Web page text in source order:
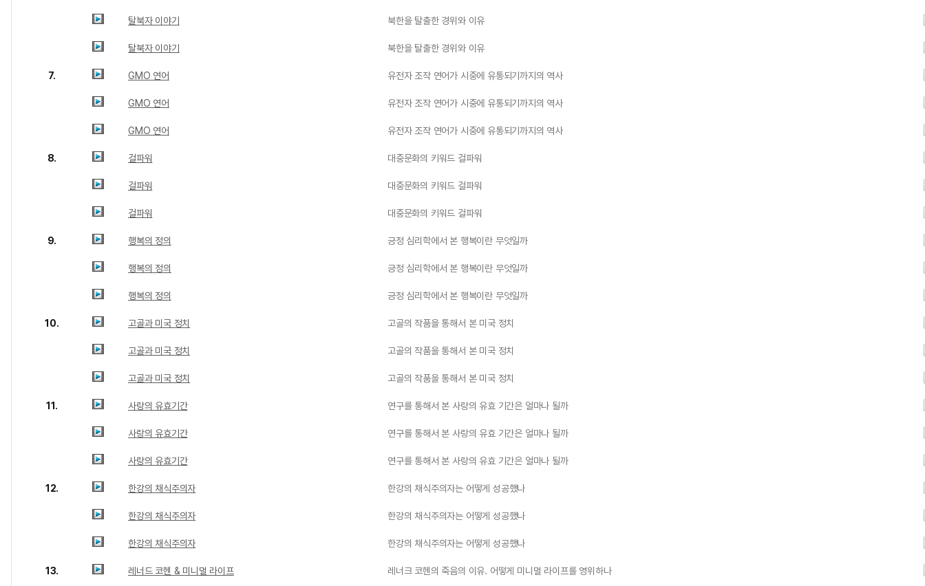
탈북자 이야기 북한을 탈출한 경위와 이유
탈북자 이야기 북한을 탈출한 경위와 이유
7. GMO 연어 유전자 조작 연어가 시중에 유통되기까지의 역사
GMO 연어 유전자 조작 연어가 시중에 유통되기까지의 역사
GMO 연어 유전자 조작 연어가 시중에 유통되기까지의 역사
8. 걸파워 대중문화의 키워드 걸파워
걸파워 대중문화의 키워드 걸파워
걸파워 대중문화의 키워드 걸파워
9. 행복의 정의 긍정 심리학에서 본 행복이란 무엇일까
행복의 정의 긍정 심리학에서 본 행복이란 무엇일까
행복의 정의 긍정 심리학에서 본 행복이란 무엇일까
10. 고골과 미국 정치 고골의 작품을 통해서 본 미국 정치
고골과 미국 정치 고골의 작품을 통해서 본 미국 정치
고골과 미국 정치 고골의 작품을 통해서 본 미국 정치
11. 사랑의 유효기간 연구를 통해서 본 사랑의 유효 기간은 얼마나 될까
사랑의 유효기간 연구를 통해서 본 사랑의 유효 기간은 얼마나 될까
사랑의 유효기간 연구를 통해서 본 사랑의 유효 기간은 얼마나 될까
12. 한강의 채식주의자 한강의 채식주의자는 어떻게 성공했나
한강의 채식주의자 한강의 채식주의자는 어떻게 성공했나
한강의 채식주의자 한강의 채식주의자는 어떻게 성공했나
13. 레너드 코헨 & 미니멀 라이프 레너크 코헨의 죽음의 이유. 어떻게 미니멀 라이프를 영위하나